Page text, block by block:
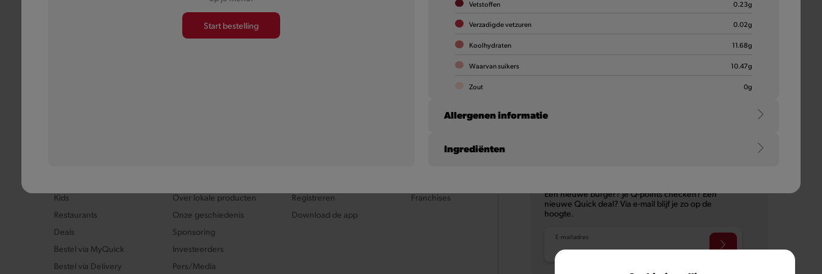
Meer informatie
Filter
Start bestelling
Vetstoffen 0.23g
Verzadigde vetzuren 0.02g
Koolhydraten 11.68g
Waarvan suikers 10.47g
Zout 0g
Allergenen informatie
Ingrediënten
Kids
Restaurants
Deals
Bestel via MyQuick
Bestel via Delivery
Over lokale producten
Onze geschiedenis
Sponsoring
Investeerders
Pers/Media
Registreren
Download de app
Franchises
Een nieuwe burger? Je Q-points checken? Een
nieuwe Quick deal? Via e-mail blijf je zo op de
hoogte.
E-mailadres